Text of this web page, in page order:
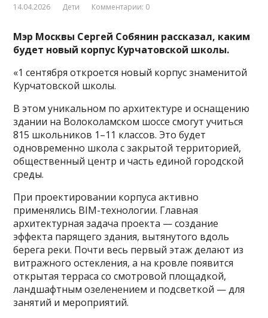
14.04.2026 Дети Комментарии: 0
Мэр Москвы Сергей Собянин рассказал, каким
будет новый корпус Курчатовской школы.
«1 сентября откроется новый корпус знаменитой
Курчатовской школы.
В этом уникальном по архитектуре и оснащению
здании на Волоколамском шоссе смогут учиться
815 школьников 1–11 классов. Это будет
одновременно школа с закрытой территорией,
общественный центр и часть единой городской
среды.
При проектировании корпуса активно
применялись BIM-технологии. Главная
архитектурная задача проекта — создание
эффекта парящего здания, вытянутого вдоль
берега реки. Почти весь первый этаж делают из
витражного остекления, а на кровле появится
открытая терраса со смотровой площадкой,
ландшафтным озеленением и подсветкой — для
занятий и мероприятий.